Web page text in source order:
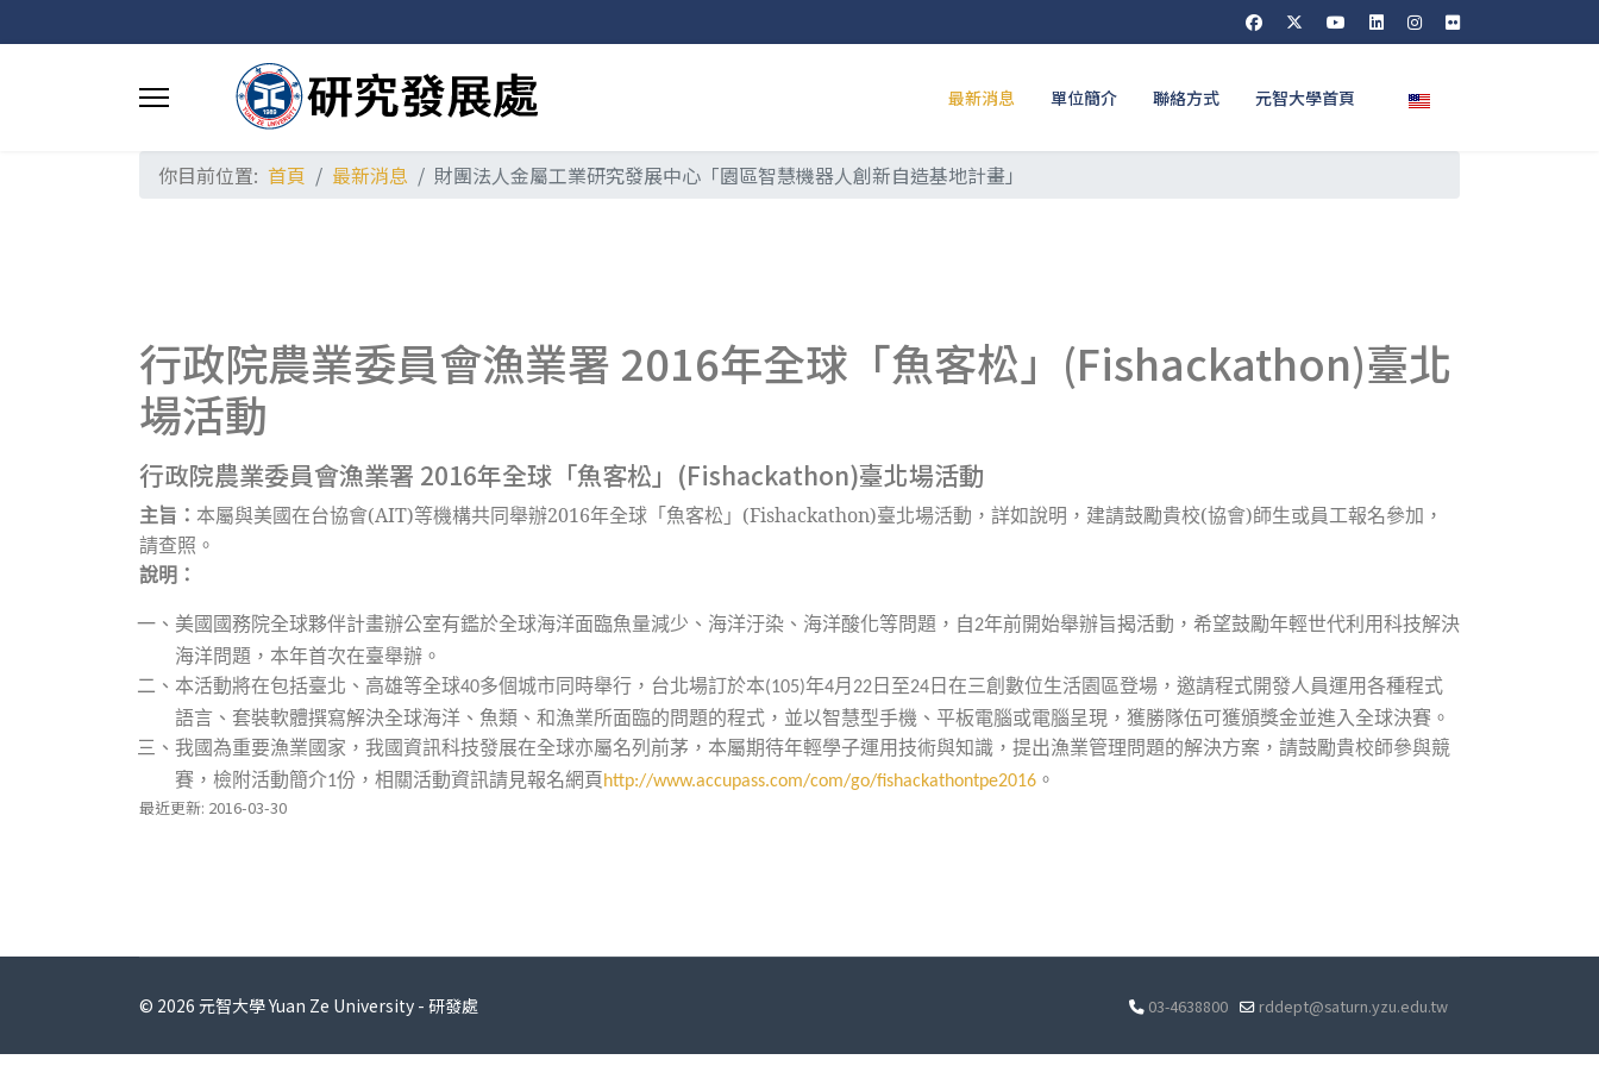
最新消息 單位簡介 聯絡方式 元智大學首頁 選擇你的語言
你目前位置: 首頁 最新消息 財團法人金屬工業研究發展中心「園區智慧機器人創新自造基地計畫」
行政院農業委員會漁業署 2016年全球「魚客松」(Fishackathon)臺北
場活動
行政院農業委員會漁業署 2016年全球「魚客松」(Fishackathon)臺北場活動
主旨： 本屬與美國在台協會(AIT)等機構共同舉辦2016年全球「魚客松」(Fishackathon)臺北場活動，詳如說明，建請鼓勵貴校(協會)師生或員工報名參加，
請查照。
說明：
一、 美國國務院全球夥伴計畫辦公室有鑑於全球海洋面臨魚量減少、海洋汙染、海洋酸化等問題，自2年前開始舉辦旨揭活動，希望鼓勵年輕世代利用科技解決
海洋問題，本年首次在臺舉辦。
二、 本活動將在包括臺北、高雄等全球40多個城市同時舉行，台北場訂於本(105)年4月22日至24日在三創數位生活園區登場，邀請程式開發人員運用各種程式
語言、套裝軟體撰寫解決全球海洋、魚類、和漁業所面臨的問題的程式，並以智慧型手機、平板電腦或電腦呈現，獲勝隊伍可獲頒獎金並進入全球決賽。
三、 我國為重要漁業國家，我國資訊科技發展在全球亦屬名列前茅，本屬期待年輕學子運用技術與知識，提出漁業管理問題的解決方案，請鼓勵貴校師參與競
賽，檢附活動簡介1份，相關活動資訊請見報名網頁http://www.accupass.com/com/go/fishackathontpe2016 。
最近更新: 2016-03-30
© 2026 元智大學 Yuan Ze University - 研發處 03-4638800 rddept@saturn.yzu.edu.tw